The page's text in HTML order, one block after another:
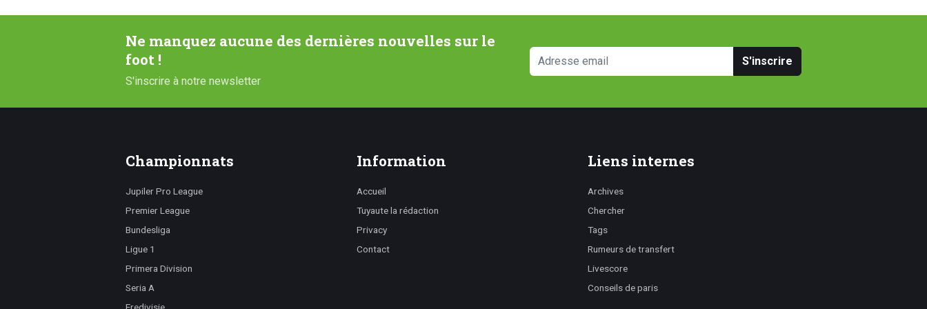
Ne manquez aucune des dernières nouvelles sur le
foot !
S'inscrire à notre newsletter
S'inscrire
Championnats
Jupiler Pro League
Premier League
Bundesliga
Ligue 1
Primera Division
Seria A
Information
Accueil
Tuyaute la rédaction
Privacy
Contact
Liens internes
Archives
Chercher
Tags
Rumeurs de transfert
Livescore
Conseils de paris